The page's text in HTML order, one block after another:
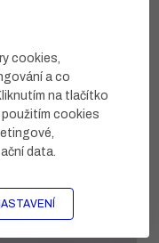
cookies,
a co
na tlačítko
použitím cookies
data